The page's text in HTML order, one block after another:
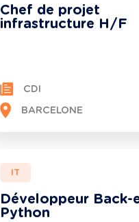
Chef de projet
infrastructure H/F
CDI
BARCELONE
IT
Développeur Back-
Python